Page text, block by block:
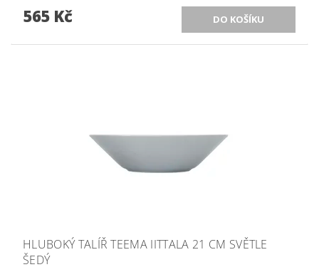
565 Kč
HLUBOKÝ TALÍŘ TEEMA IITTALA 21 CM SVĚTLE
ŠEDÝ